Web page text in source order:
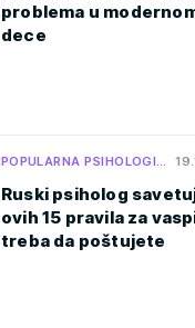
problema u
dece
POPULARNA PSIHOLOGI…
Ruski psiholog
ovih 15 pravila za
treba da poštujete